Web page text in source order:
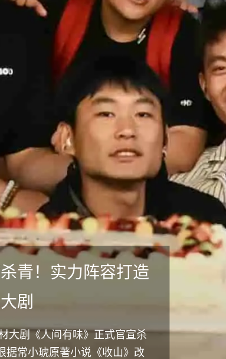
青！实力阵容打造
剧
大剧《人间有味》正式官宣杀
据常小琥原著小说《收山》改
人生。《人间有
线
宣阵容，胡歌领衔
证三十年激荡
高能探案模式
跑黄金档，悔意爱
婚姻
营救